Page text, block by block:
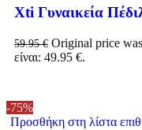
Xti Γυναικεία
59.95€ Original price
είναι: 49.95 €.
-75%
Προσθήκη στη λίστα